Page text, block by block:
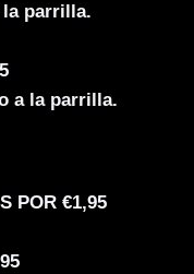
la parrilla.
a la parrilla.
POR €1,95